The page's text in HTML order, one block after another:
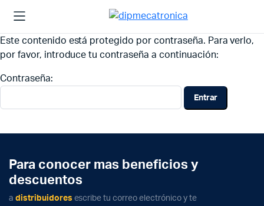
Este contenido está protegido por contraseña. Para verlo,
por favor, introduce tu contraseña a continuación:
Contraseña:
Para conocer mas beneficios y
descuentos
a distribuidores escribe tu correo electrónico y te